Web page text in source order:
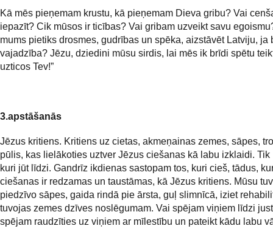
Kā mēs pieņemam krustu, kā pieņemam Dieva gribu? Vai
iepazīt? Cik mūsos ir ticības? Vai gribam uzveikt savu
mums pietiks drosmes, gudrības un spēka, aizstāvēt Latviju, ja
vajadzība? Jēzu, dziedini mūsu sirdis, lai mēs ik brīdi spētu
uzticos Tev!”
3.apstāšanās
Jēzus kritiens. Kritiens uz cietas, akmeņainas zemes, sāpes,
pūlis, kas lielākoties uztver Jēzus ciešanas kā labu izklaidi. Tik
kuri jūt līdzi. Gandrīz ikdienas sastopam tos, kuri cieš, tādus,
ciešanas ir redzamas un taustāmas, kā Jēzus kritiens. Mūsu
piedzīvo sāpes, gaida rindā pie ārsta, guļ slimnīcā, iziet
tuvojas zemes dzīves noslēgumam. Vai spējam viņiem līdzi
spējam raudzīties uz viņiem ar mīlestību un pateikt kādu labu